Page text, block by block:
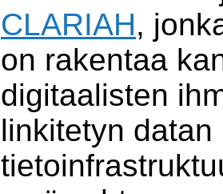
CLARIAH,
on rakentaa
digitaalisten
linkitetyn datan